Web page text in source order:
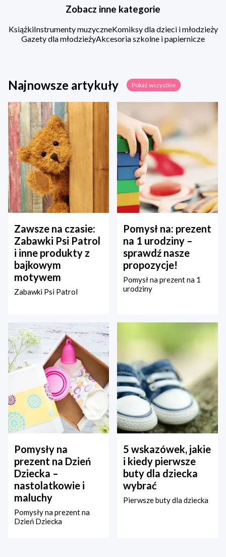
Zobacz inne kategorie
KsiążkiInstrumenty muzyczneKomiksy dla dzieci i młodzieży
Gazety dla młodzieżyAkcesoria szkolne i papiernicze
Najnowsze artykuły Pokaż wszystkie
Zawsze na czasie:
Zabawki Psi Patrol
i inne produkty z
bajkowym
motywem
Zabawki Psi Patrol
Pomysł na: prezent
na 1 urodziny –
sprawdź nasze
propozycje!
Pomysł na prezent na 1
urodziny
Pomysły na
prezent na Dzień
Dziecka –
nastolatkowie i
maluchy
Pomysły na prezent na
Dzień Dziecka
5 wskazówek, jakie
i kiedy pierwsze
buty dla dziecka
wybrać
Pierwsze buty dla dziecka